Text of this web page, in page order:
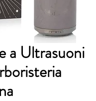
a Ultrasuoni